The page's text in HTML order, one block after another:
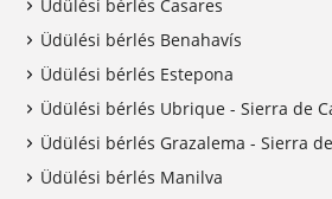
Üdülési bérlés Casares
Üdülési bérlés Benahavís
Üdülési bérlés Estepona
Üdülési bérlés Ubrique - Sierra de
Üdülési bérlés Grazalema - Sierra
Üdülési bérlés Manilva